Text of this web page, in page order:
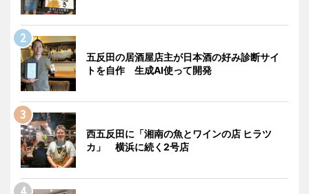
五反田の居酒屋店主が日本酒の好み診断サイ
トを自作 生成AI使って開発
西五反田に「湘南の魚とワインの店 ヒラツ
カ」 横浜に続く2号店